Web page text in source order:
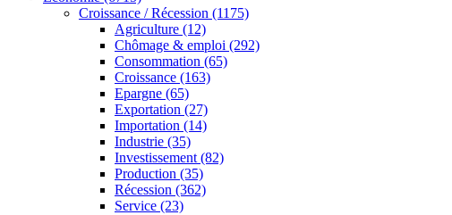
Croissance / Récession (1175)
Agriculture (12)
Chômage & emploi (292)
Consommation (65)
Croissance (163)
Epargne (65)
Exportation (27)
Importation (14)
Industrie (35)
Investissement (82)
Production (35)
Récession (362)
Service (23)